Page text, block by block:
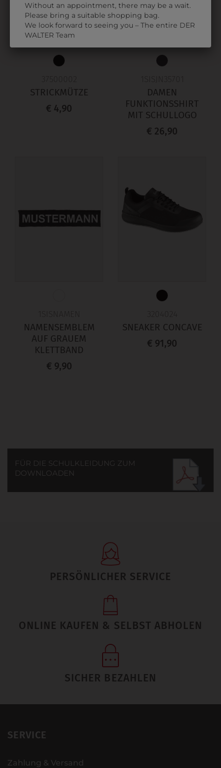
STRICKMÜTZE
€ 4,90
DAMEN
FUNKTIONSSHIRT
MIT SCHULLOGO
€ 26,90
NAMENSEMBLEM
AUF GRAUEM
KLETTBAND
€ 9,90
SNEAKER CONCAVE
€ 91,90
FÜR DIE SCHULKLEIDUNG ZUM
DOWNLOADEN
PERSÖNLICHER SERVICE
ONLINE KAUFEN & SELBST ABHOLEN
SICHER BEZAHLEN
SERVICE
Zahlung & Versand
Without an appointment, there may be a wait.
Please bring a suitable shopping bag.
We look forward to seeing you – The entire DER
WALTER Team